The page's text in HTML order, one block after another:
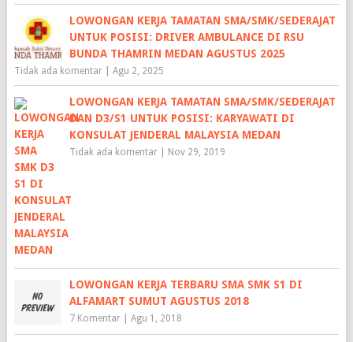
LOWONGAN KERJA TAMATAN SMA/SMK/SEDERAJAT
UNTUK POSISI: DRIVER AMBULANCE DI RSU
BUNDA THAMRIN MEDAN AGUSTUS 2025
Tidak ada komentar| Agu 2, 2025
LOWONGAN KERJA TAMATAN SMA/SMK/SEDERAJAT
DAN D3/S1 UNTUK POSISI: KARYAWATI DI
KONSULAT JENDERAL MALAYSIA MEDAN
Tidak ada komentar| Nov 29, 2019
LOWONGAN KERJA TERBARU SMA SMK S1 DI
ALFAMART SUMUT AGUSTUS 2018
7 Komentar| Agu 1, 2018